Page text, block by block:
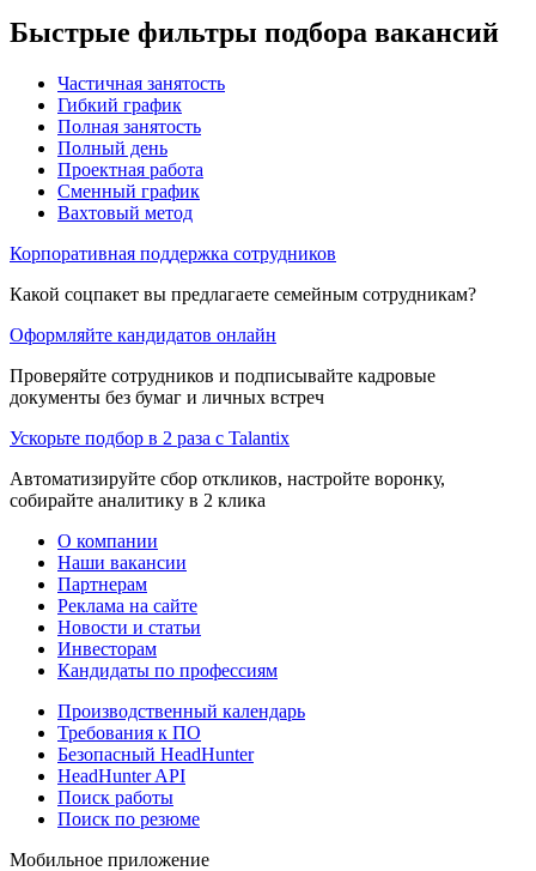
Быстрые фильтры подбора вакансий
Частичная занятость
Гибкий график
Полная занятость
Полный день
Проектная работа
Сменный график
Вахтовый метод
Корпоративная поддержка сотрудников
Какой соцпакет вы предлагаете семейным сотрудникам?
Оформляйте кандидатов онлайн
Проверяйте сотрудников и подписывайте кадровые
документы без бумаг и личных встреч
Ускорьте подбор в 2 раза с Talantix
Автоматизируйте сбор откликов, настройте воронку,
собирайте аналитику в 2 клика
О компании
Наши вакансии
Партнерам
Реклама на сайте
Новости и статьи
Инвесторам
Кандидаты по профессиям
Производственный календарь
Требования к ПО
Безопасный HeadHunter
HeadHunter API
Поиск работы
Поиск по резюме
Мобильное приложение